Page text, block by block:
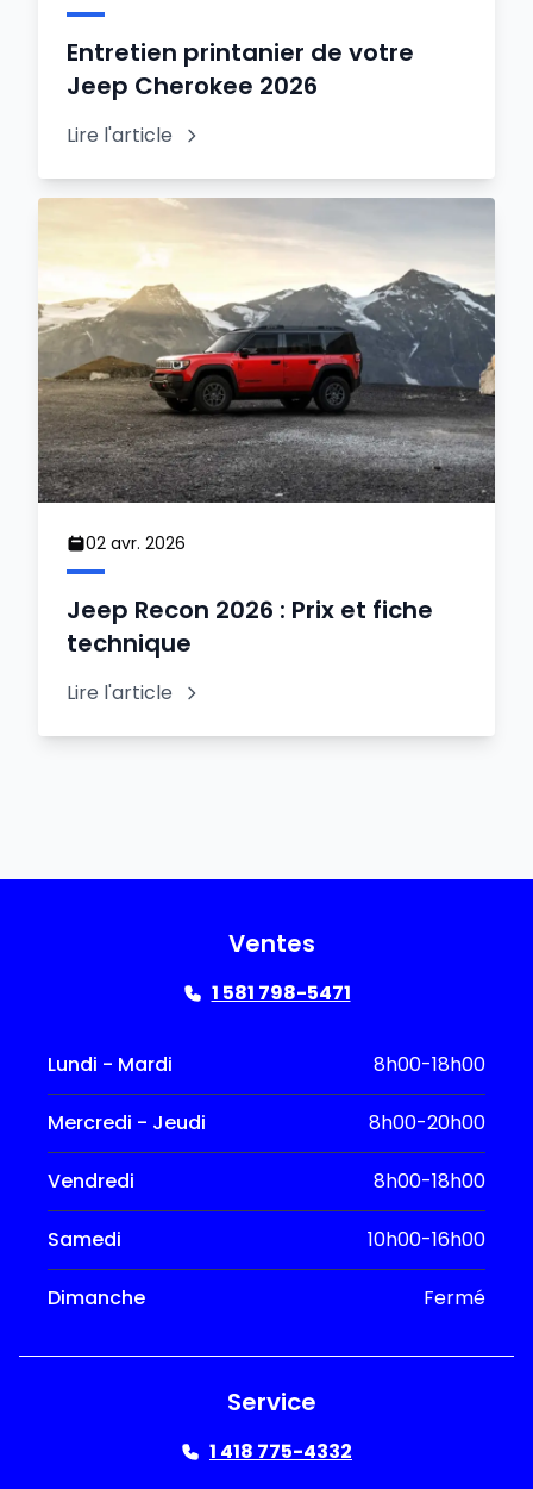
Entretien printanier de votre
Jeep Cherokee 2026
Lire l'article
02 avr. 2026
Jeep Recon 2026 : Prix et fiche
technique
Lire l'article
Ventes
1 581 798-5471
Lundi - Mardi 8h00-18h00
Mercredi - Jeudi 8h00-20h00
Vendredi 8h00-18h00
Samedi 10h00-16h00
Dimanche Fermé
Service
1 418 775-4332